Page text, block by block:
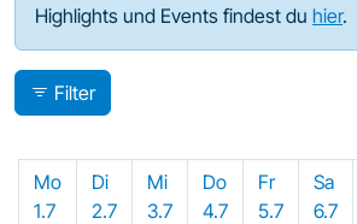
Highlights und Events findest du hier.
Filter
Mo
1.7
Di
2.7
Mi
3.7
Do
4.7
Fr
5.7
Sa
6.7